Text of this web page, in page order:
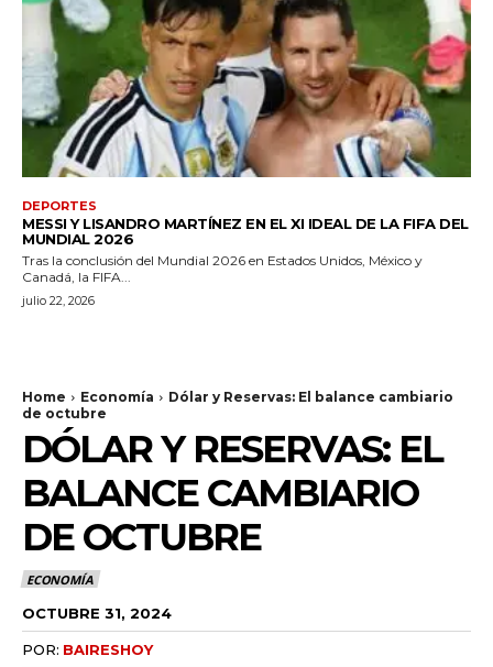
DEPORTES
MESSI Y LISANDRO MARTÍNEZ EN EL XI IDEAL DE LA FIFA DEL
MUNDIAL 2026
Tras la conclusión del Mundial 2026 en Estados Unidos, México y
Canadá, la FIFA...
julio 22, 2026